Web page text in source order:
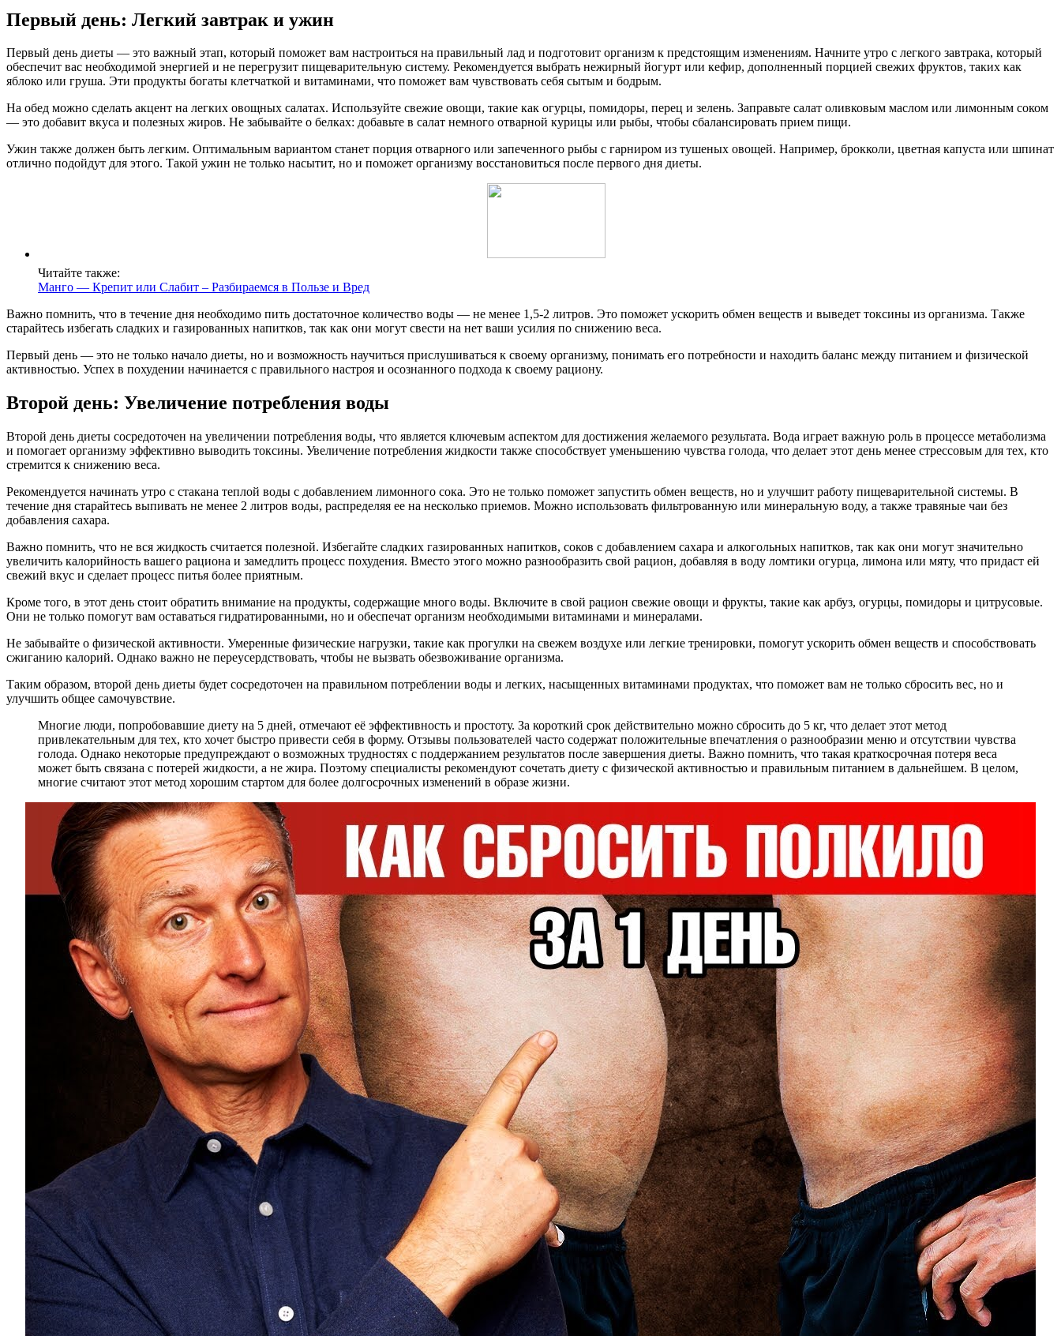
Первый день: Легкий завтрак и ужин
Первый день диеты — это важный этап, который поможет вам настроиться на правильный лад и подготовит организм к предстоящим изменениям. Начните утро с легкого завтрака, который
обеспечит вас необходимой энергией и не перегрузит пищеварительную систему. Рекомендуется выбрать нежирный йогурт или кефир, дополненный порцией свежих фруктов, таких как
яблоко или груша. Эти продукты богаты клетчаткой и витаминами, что поможет вам чувствовать себя сытым и бодрым.
На обед можно сделать акцент на легких овощных салатах. Используйте свежие овощи, такие как огурцы, помидоры, перец и зелень. Заправьте салат оливковым маслом или лимонным соком
— это добавит вкуса и полезных жиров. Не забывайте о белках: добавьте в салат немного отварной курицы или рыбы, чтобы сбалансировать прием пищи.
Ужин также должен быть легким. Оптимальным вариантом станет порция отварного или запеченного рыбы с гарниром из тушеных овощей. Например, брокколи, цветная капуста или шпинат
отлично подойдут для этого. Такой ужин не только насытит, но и поможет организму восстановиться после первого дня диеты.
Читайте также:
Манго — Крепит или Слабит – Разбираемся в Пользе и Вред
Важно помнить, что в течение дня необходимо пить достаточное количество воды — не менее 1,5-2 литров. Это поможет ускорить обмен веществ и выведет токсины из организма. Также
старайтесь избегать сладких и газированных напитков, так как они могут свести на нет ваши усилия по снижению веса.
Первый день — это не только начало диеты, но и возможность научиться прислушиваться к своему организму, понимать его потребности и находить баланс между питанием и физической
активностью. Успех в похудении начинается с правильного настроя и осознанного подхода к своему рациону.
Второй день: Увеличение потребления воды
Второй день диеты сосредоточен на увеличении потребления воды, что является ключевым аспектом для достижения желаемого результата. Вода играет важную роль в процессе метаболизма
и помогает организму эффективно выводить токсины. Увеличение потребления жидкости также способствует уменьшению чувства голода, что делает этот день менее стрессовым для тех, кто
стремится к снижению веса.
Рекомендуется начинать утро с стакана теплой воды с добавлением лимонного сока. Это не только поможет запустить обмен веществ, но и улучшит работу пищеварительной системы. В
течение дня старайтесь выпивать не менее 2 литров воды, распределяя ее на несколько приемов. Можно использовать фильтрованную или минеральную воду, а также травяные чаи без
добавления сахара.
Важно помнить, что не вся жидкость считается полезной. Избегайте сладких газированных напитков, соков с добавлением сахара и алкогольных напитков, так как они могут значительно
увеличить калорийность вашего рациона и замедлить процесс похудения. Вместо этого можно разнообразить свой рацион, добавляя в воду ломтики огурца, лимона или мяту, что придаст ей
свежий вкус и сделает процесс питья более приятным.
Кроме того, в этот день стоит обратить внимание на продукты, содержащие много воды. Включите в свой рацион свежие овощи и фрукты, такие как арбуз, огурцы, помидоры и цитрусовые.
Они не только помогут вам оставаться гидратированными, но и обеспечат организм необходимыми витаминами и минералами.
Не забывайте о физической активности. Умеренные физические нагрузки, такие как прогулки на свежем воздухе или легкие тренировки, помогут ускорить обмен веществ и способствовать
сжиганию калорий. Однако важно не переусердствовать, чтобы не вызвать обезвоживание организма.
Таким образом, второй день диеты будет сосредоточен на правильном потреблении воды и легких, насыщенных витаминами продуктах, что поможет вам не только сбросить вес, но и
улучшить общее самочувствие.
Многие люди, попробовавшие диету на 5 дней, отмечают её эффективность и простоту. За короткий срок действительно можно сбросить до 5 кг, что делает этот метод
привлекательным для тех, кто хочет быстро привести себя в форму. Отзывы пользователей часто содержат положительные впечатления о разнообразии меню и отсутствии чувства
голода. Однако некоторые предупреждают о возможных трудностях с поддержанием результатов после завершения диеты. Важно помнить, что такая краткосрочная потеря веса
может быть связана с потерей жидкости, а не жира. Поэтому специалисты рекомендуют сочетать диету с физической активностью и правильным питанием в дальнейшем. В целом,
многие считают этот метод хорошим стартом для более долгосрочных изменений в образе жизни.